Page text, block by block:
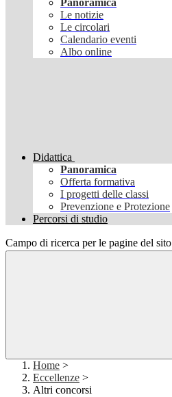
Panoramica
Le notizie
Le circolari
Calendario eventi
Albo online
Didattica
Panoramica
Offerta formativa
I progetti delle classi
Prevenzione e Protezione
Percorsi di studio
Campo di ricerca per le pagine del sito
Home >
Eccellenze >
Altri concorsi